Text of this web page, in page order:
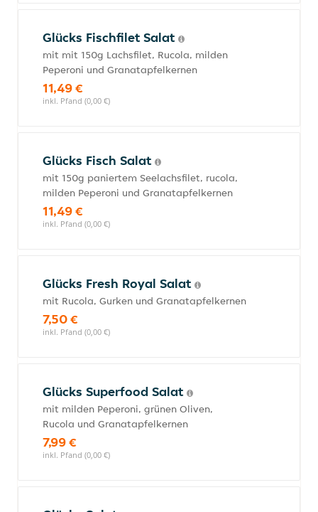
Glücks Fischfilet Salat
mit mit 150g Lachsfilet, Rucola, milden
Peperoni und Granatapfelkernen
11,49 €
inkl. Pfand (0,00 €)
Glücks Fisch Salat
mit 150g paniertem Seelachsfilet, rucola,
milden Peperoni und Granatapfelkernen
11,49 €
inkl. Pfand (0,00 €)
Glücks Fresh Royal Salat
mit Rucola, Gurken und Granatapfelkernen
7,50 €
inkl. Pfand (0,00 €)
Glücks Superfood Salat
mit milden Peperoni, grünen Oliven,
Rucola und Granatapfelkernen
7,99 €
inkl. Pfand (0,00 €)